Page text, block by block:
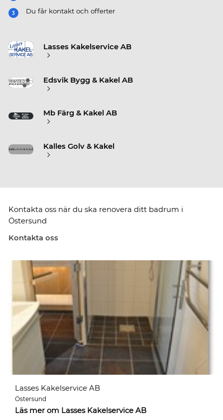
Du får kontakt och offerter
Lasses Kakelservice AB
Edsvik Bygg & Kakel AB
Mb Färg & Kakel AB
Kalles Golv & Kakel
Kontakta oss när du ska renovera ditt badrum i
Östersund
Kontakta oss
Lasses Kakelservice AB
Östersund
Läs mer om Lasses Kakelservice AB